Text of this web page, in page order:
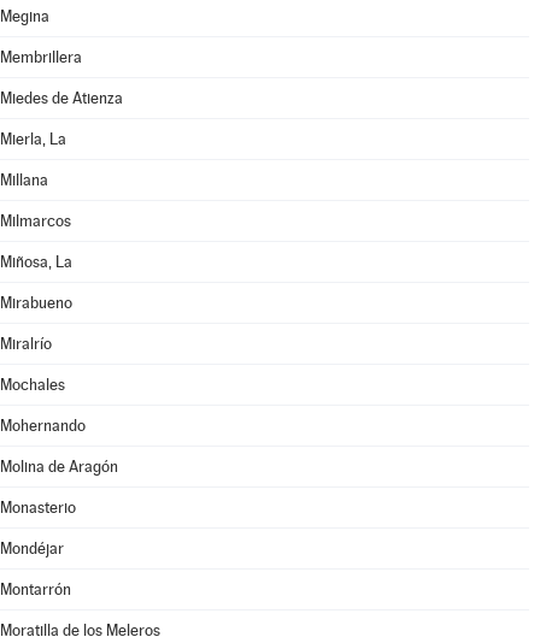
Megina
Membrillera
Miedes de Atienza
Mierla, La
Millana
Milmarcos
Miñosa, La
Mirabueno
Miralrío
Mochales
Mohernando
Molina de Aragón
Monasterio
Mondéjar
Montarrón
Moratilla de los Meleros